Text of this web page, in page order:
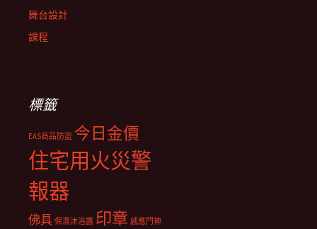
舞台設計
課程
標籤
EAS商品防盜 今日金價
住宅用火災警
報器
佛具 保濕沐浴露 印章 感應門神